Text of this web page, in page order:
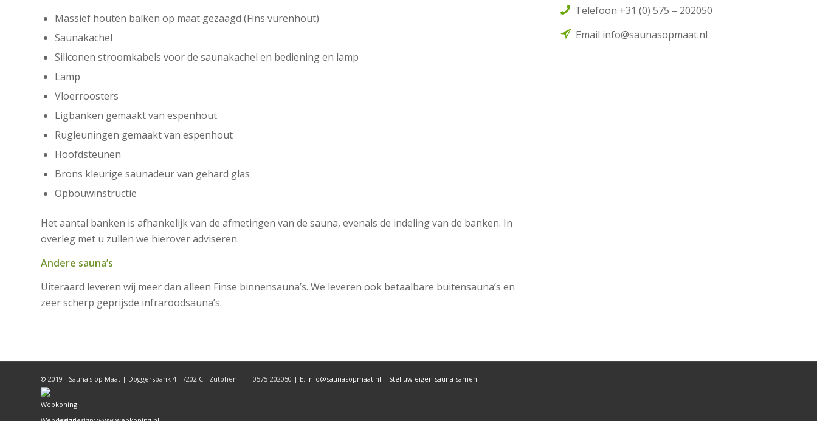
Massief houten balken op maat gezaagd (Fins vurenhout)
Saunakachel
Siliconen stroomkabels voor de saunakachel en bediening en lamp
Lamp
Vloerroosters
Ligbanken gemaakt van espenhout
Rugleuningen gemaakt van espenhout
Hoofdsteunen
Brons kleurige saunadeur van gehard glas
Opbouwinstructie
Het aantal banken is afhankelijk van de afmetingen van de sauna, evenals de indeling van de banken. In
overleg met u zullen we hierover adviseren.
Andere sauna’s
Uiteraard leveren wij meer dan alleen Finse binnensauna’s. We leveren ook betaalbare buitensauna’s en
zeer scherp geprijsde infraroodsauna’s.
Telefoon +31 (0) 575 – 202050
Email info@saunasopmaat.nl
© 2019 - Sauna's op Maat | Doggersbank 4 - 7202 CT Zutphen | T: 0575-202050 | E: info@saunasopmaat.nl | Stel uw eigen sauna samen!